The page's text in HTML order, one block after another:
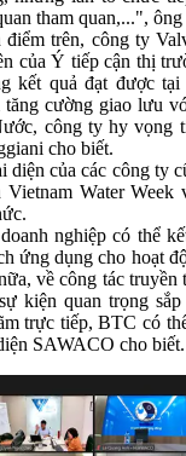
tham quan,...", ông
trên, công ty
của Ý tiếp cận thị
kết quả đạt được tại
cường giao lưu
công ty hy vọng
cho biết.
diện của các công ty
Water Week
nghiệp có thể
ứng dụng cho hoạt
về công tác truyền
kiện quan trọng
trực tiếp, BTC có
SAWACO cho biết.